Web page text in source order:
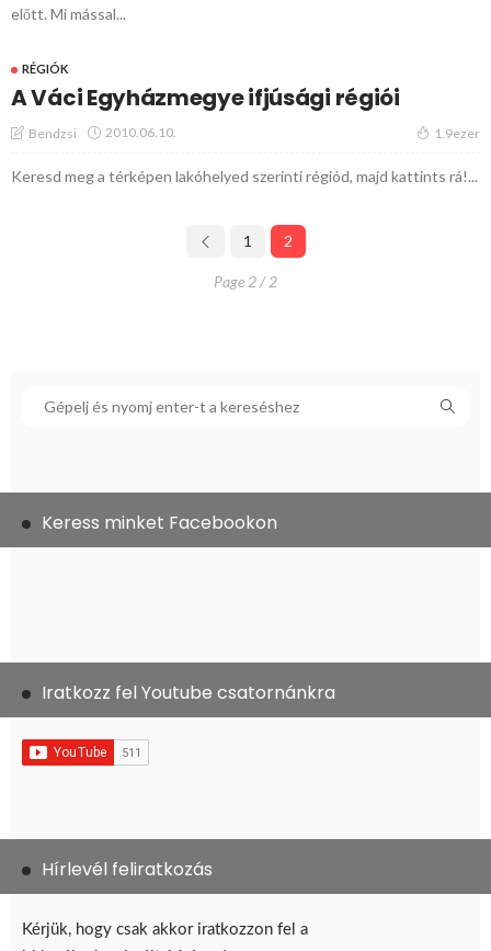
előtt. Mi mással...
RÉGIÓK
A Váci Egyházmegye ifjúsági régiói
Bendzsi 2010.06.10. 1.9ezer
Keresd meg a térképen lakóhelyed szerinti régiód, majd kattints rá!...
1 2
Page 2 / 2
Keress minket Facebookon
Iratkozz fel Youtube csatornánkra
Hírlevél feliratkozás